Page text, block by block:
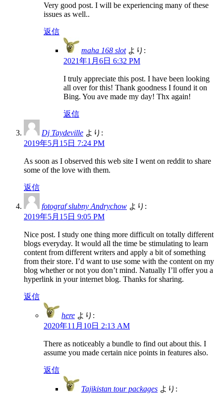
Very good post. I will be experiencing many of these
issues as well..
返信
maha 168 slot より:
2021年1月6日 6:32 PM
I truly appreciate this post. I have been looking
all over for this! Thank goodness I found it on
Bing. You ave made my day! Thx again!
返信
Dj Taydeville より:
2019年5月15日 7:24 PM
As soon as I observed this web site I went on reddit to share
some of the love with them.
返信
fotograf slubny Andrychow より:
2019年5月15日 9:05 PM
Nice post. I study one thing more difficult on totally different
blogs everyday. It would all the time be stimulating to learn
content from different writers and apply a bit of something
from their store. I’d want to use some with the content on my
blog whether or not you don’t mind. Natually I’ll offer you a
hyperlink in your internet blog. Thanks for sharing.
返信
here より:
2020年11月10日 2:13 AM
There as noticeably a bundle to find out about this. I
assume you made certain nice points in features also.
返信
Tajikistan tour packages より: